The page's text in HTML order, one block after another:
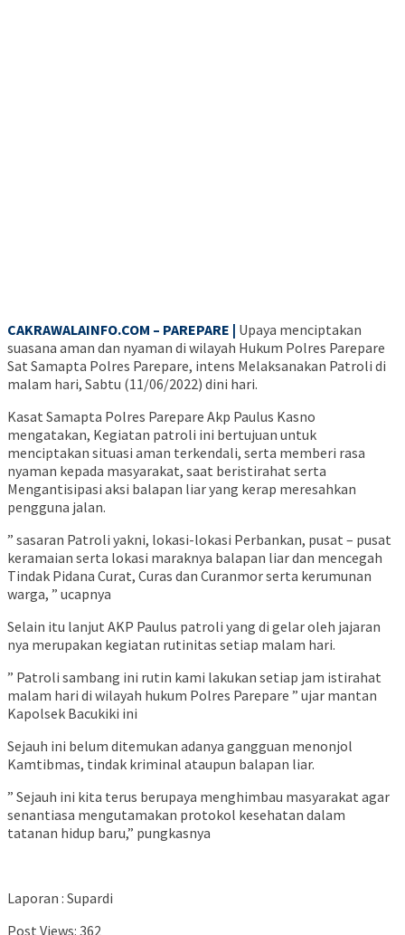
CAKRAWALAINFO.COM – PAREPARE | Upaya menciptakan
suasana aman dan nyaman di wilayah Hukum Polres Parepare
Sat Samapta Polres Parepare, intens Melaksanakan Patroli di
malam hari, Sabtu (11/06/2022) dini hari.
Kasat Samapta Polres Parepare Akp Paulus Kasno
mengatakan, Kegiatan patroli ini bertujuan untuk
menciptakan situasi aman terkendali, serta memberi rasa
nyaman kepada masyarakat, saat beristirahat serta
Mengantisipasi aksi balapan liar yang kerap meresahkan
pengguna jalan.
” sasaran Patroli yakni, lokasi-lokasi Perbankan, pusat – pusat
keramaian serta lokasi maraknya balapan liar dan mencegah
Tindak Pidana Curat, Curas dan Curanmor serta kerumunan
warga, ” ucapnya
Selain itu lanjut AKP Paulus patroli yang di gelar oleh jajaran
nya merupakan kegiatan rutinitas setiap malam hari.
” Patroli sambang ini rutin kami lakukan setiap jam istirahat
malam hari di wilayah hukum Polres Parepare ” ujar mantan
Kapolsek Bacukiki ini
Sejauh ini belum ditemukan adanya gangguan menonjol
Kamtibmas, tindak kriminal ataupun balapan liar.
” Sejauh ini kita terus berupaya menghimbau masyarakat agar
senantiasa mengutamakan protokol kesehatan dalam
tatanan hidup baru,” pungkasnya
Laporan : Supardi
Post Views: 362